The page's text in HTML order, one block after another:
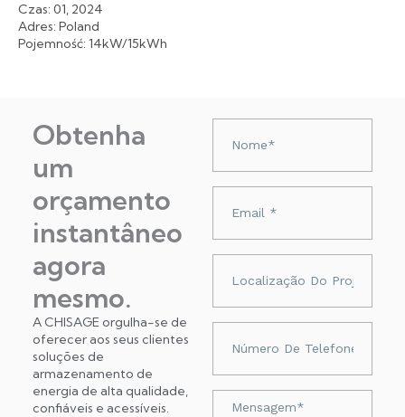
Czas: 01, 2024
Adres: Poland
Pojemność: 14kW/15kWh
Obtenha
um
orçamento
instantâneo
agora
mesmo.
A CHISAGE orgulha-se de
oferecer aos seus clientes
soluções de
armazenamento de
energia de alta qualidade,
confiáveis ​​e acessíveis.
telefonu